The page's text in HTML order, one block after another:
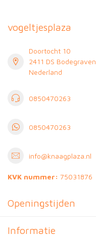
vogeltjesplaza
Doortocht 10
2411 DS Bodegraven
Nederland
0850470263
0850470263
info@knaagplaza.nl
KVK nummer: 75031876
Openingstijden
Informatie